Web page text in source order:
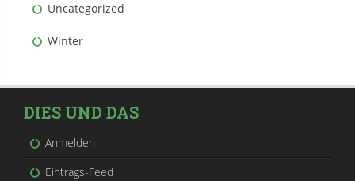
Uncategorized
Winter
DIES UND DAS
Anmelden
Eintrags-Feed